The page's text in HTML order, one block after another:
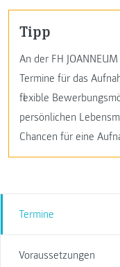
Termine
Voraussetzungen
Tipp
An der FH
Termine für das
flexible
persönlichen
Chancen für eine